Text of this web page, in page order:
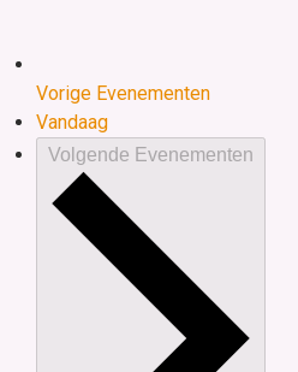
Vorige Evenementen
Vandaag
Volgende Evenementen